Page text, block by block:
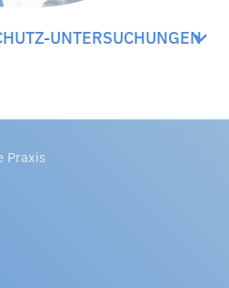
UNTERSUCHUNGEN
Praxis